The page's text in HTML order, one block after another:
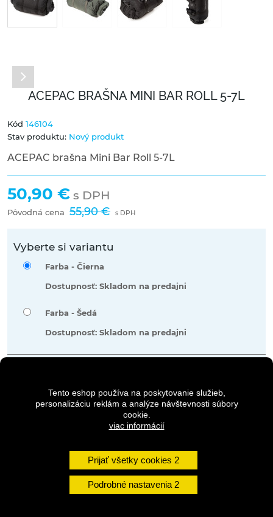
Tento eshop používa na poskytovanie služieb,
personalizáciu reklám a analýze návštevnosti súbory
cookie.
viac informácií
Prijať všetky cookies
Podrobné nastavenia
ACEPAC BRAŠNA MINI BAR ROLL 5-7L
Kód 146104
Stav produktu: Nový produkt
ACEPAC brašna Mini Bar Roll 5-7L
50,90 € s DPH
Pôvodná cena 55,90 € s DPH
Vyberte si variantu
Farba - Čierna
Dostupnosť: Skladom na predajni
Farba - Šedá
Dostupnosť: Skladom na predajni
DO KOŠÍKA
DETAILY